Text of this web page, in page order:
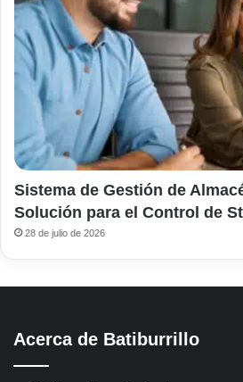
Sistema de Gestión de
Solución para el Control de
28 de julio de 2026
Acerca de Batiburrillo